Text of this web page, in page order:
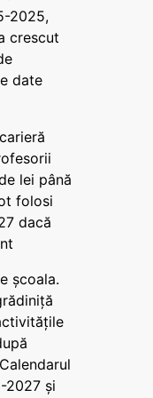
2025,
crescut
date
lei până
folosi
dacă
școala.
2027 și